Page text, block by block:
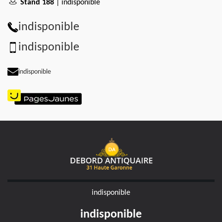
Stand 188 | indisponible
indisponible
indisponible
indisponible
indisponible
indisponible